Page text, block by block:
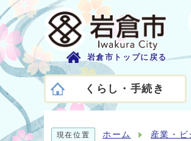
岩倉市トップに戻る
くらし・手続き
現在位置 ホーム 産業・ビ